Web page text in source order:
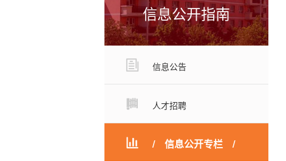
信息公开指南
信息公告
人才招聘
信息公开专栏